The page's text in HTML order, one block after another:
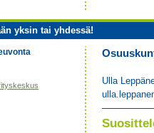
yksin tai yhdessä!
Ulla